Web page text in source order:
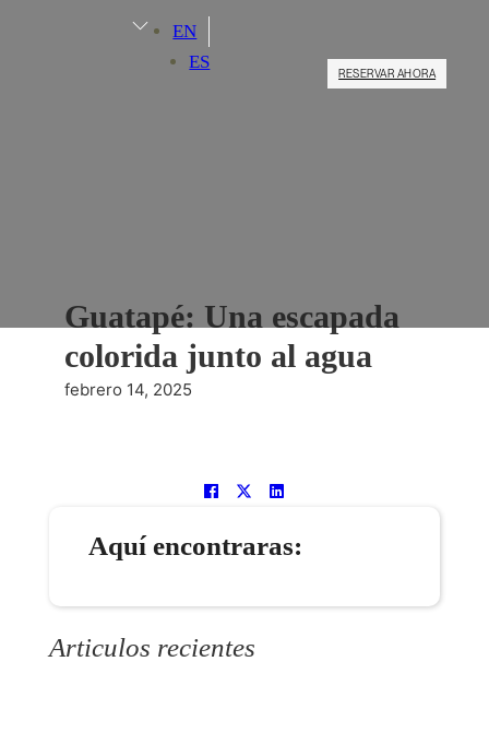
EN
ES
RESERVAR AHORA
Guatapé: Una escapada
colorida junto al agua
febrero 14, 2025
Aquí encontraras:
Articulos recientes